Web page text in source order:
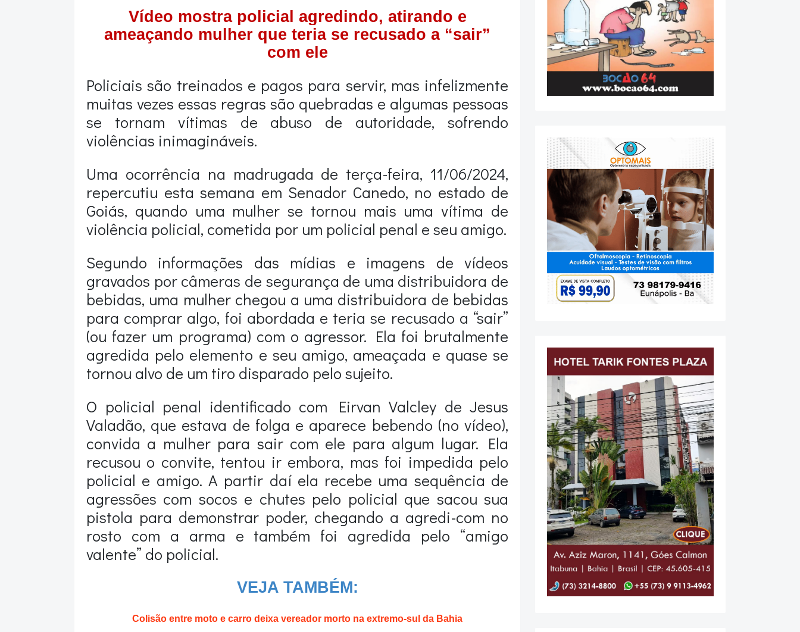
Vídeo mostra policial agredindo, atirando e
ameaçando mulher que teria se recusado a “sair”
com ele
Policiais são treinados e pagos para servir, mas infelizmente
muitas vezes essas regras são quebradas e algumas pessoas
se tornam vítimas de abuso de autoridade, sofrendo
violências inimagináveis.
Uma ocorrência na madrugada de terça-feira, 11/06/2024,
repercutiu esta semana em Senador Canedo, no estado de
Goiás, quando uma mulher se tornou mais uma vítima de
violência policial, cometida por um policial penal e seu amigo.
Segundo informações das mídias e imagens de vídeos
gravados por câmeras de segurança de uma distribuidora de
bebidas, uma mulher chegou a uma distribuidora de bebidas
para comprar algo, foi abordada e teria se recusado a “sair”
(ou fazer um programa) com o agressor. Ela foi brutalmente
agredida pelo elemento e seu amigo, ameaçada e quase se
tornou alvo de um tiro disparado pelo sujeito.
O policial penal identificado com Eirvan Valcley de Jesus
Valadão, que estava de folga e aparece bebendo (no vídeo),
convida a mulher para sair com ele para algum lugar. Ela
recusou o convite, tentou ir embora, mas foi impedida pelo
policial e amigo. A partir daí ela recebe uma sequência de
agressões com socos e chutes pelo policial que sacou sua
pistola para demonstrar poder, chegando a agredi-com no
rosto com a arma e também foi agredida pelo “amigo
valente” do policial.
VEJA TAMBÉM:
Colisão entre moto e carro deixa vereador morto na extremo-sul da Bahia